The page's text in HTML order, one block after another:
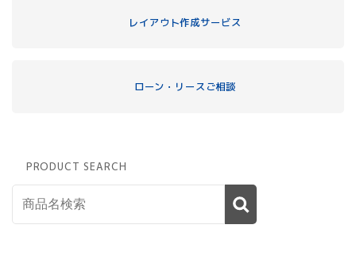
レイアウト作成サービス
ローン・リースご相談
PRODUCT SEARCH